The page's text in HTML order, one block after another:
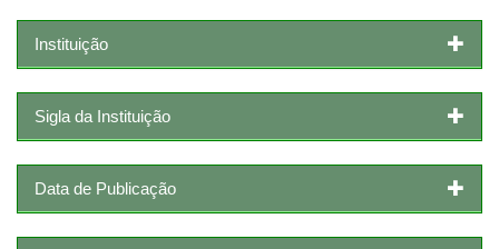
Instituição
Sigla da Instituição
Data de Publicação